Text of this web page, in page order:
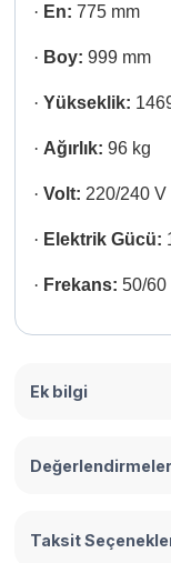
· En: 775 mm
· Boy: 999 mm
· Yükseklik:
· Ağırlık: 96 kg
· Volt: 220/240 V
· Elektrik Gücü:
· Frekans: 50/60
Ek bilgi
Taksit